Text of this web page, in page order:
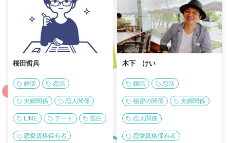
桜田哲兵
婚活 恋活
夫婦関係 恋人関係
LINE デート 告白
恋愛資格保有者
木下 けい
婚活 恋活
秘密の関係 夫婦関係
恋人関係
恋愛資格保有者